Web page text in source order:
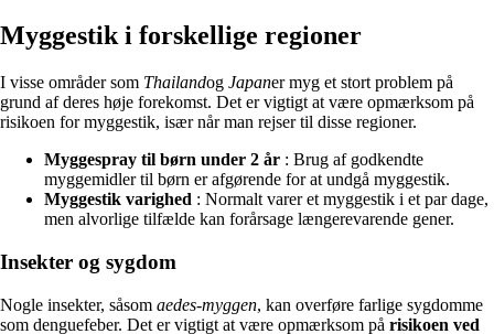
Myggestik i forskellige regioner
I visse områder som Thailandog Japaner myg et stort problem på
grund af deres høje forekomst. Det er vigtigt at være opmærksom på
risikoen for myggestik, især når man rejser til disse regioner.
Myggespray til børn under 2 år : Brug af godkendte
myggemidler til børn er afgørende for at undgå myggestik.
Myggestik varighed : Normalt varer et myggestik i et par dage,
men alvorlige tilfælde kan forårsage længerevarende gener.
Insekter og sygdom
Nogle insekter, såsom aedes-myggen, kan overføre farlige sygdomme
som denguefeber. Det er vigtigt at være opmærksom på risikoen ved